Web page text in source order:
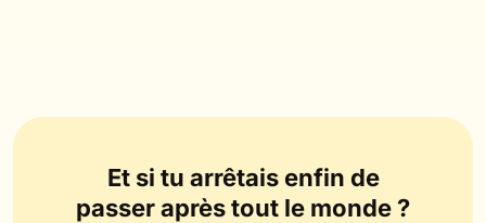
Et si tu arrêtais enfin de
passer après tout le monde ?